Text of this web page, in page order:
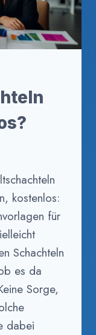
kostenlos:
für
Schachteln
es da
Sorge,
dabei